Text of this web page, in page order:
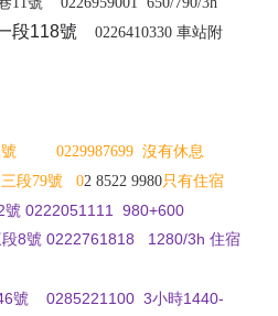
段118號 0226410330 車站附
0229987699 沒有休息
段79號 02 8522 9980只有住宿
號 0222051111
980+600
8號 0222761818 1280/3h 住宿
號 0285221100 3小時1440-